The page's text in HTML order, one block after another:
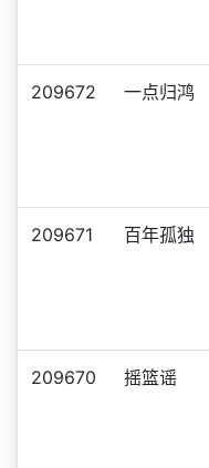
209672 一点归鸿
209671 百年孤独
209670 摇篮谣